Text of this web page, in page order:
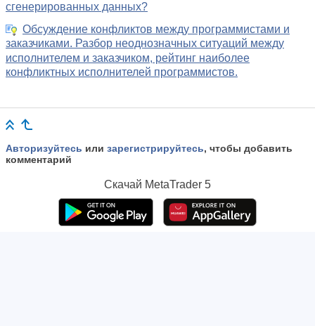
сгенерированных данных?
Обсуждение конфликтов между программистами и
заказчиками. Разбор неоднозначных ситуаций между
исполнителем и заказчиком, рейтинг наиболее
конфликтных исполнителей программистов.
Авторизуйтесь или зарегистрируйтесь, чтобы добавить
комментарий
Скачай MetaTrader 5